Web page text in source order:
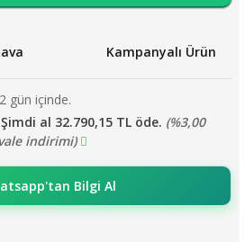
Kampanyalı Ürün
2 gün içinde.
Şimdi al 32.790,15 TL öde. (%3,00
indirimi)
Bilgi Al